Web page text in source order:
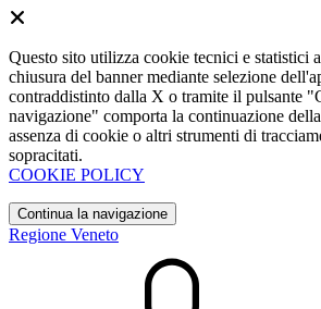
Questo sito utilizza cookie tecnici e statistici
chiusura del banner mediante selezione
contraddistinto dalla X o tramite il pulsante
navigazione" comporta la continuazione
assenza di cookie o altri strumenti di
sopracitati.
COOKIE POLICY
Continua la navigazione
Regione Veneto